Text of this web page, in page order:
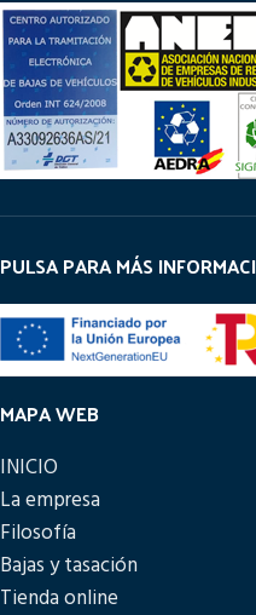
PULSA PARA MÁS
MAPA WEB
INICIO
La empresa
Filosofía
Bajas y tasación
Tienda online